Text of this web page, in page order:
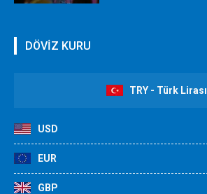
DÖVİZ KURU
TRY - Türk Lirası
USD
EUR
GBP